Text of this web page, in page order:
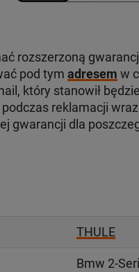
rozszerzoną
pod tym adresem w
który stanowił
reklamacji
gwarancji dla
THULE
Bmw 2-